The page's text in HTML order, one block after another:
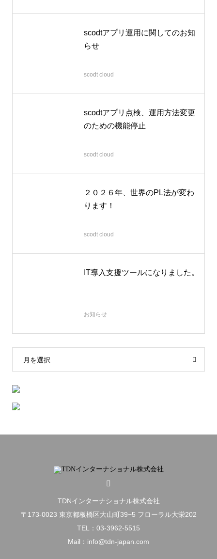
scodtアプリ運用に関してのお知
らせ
scodt cloud
scodtアプリ点検、運用方法変更
のための機能停止
scodt cloud
２０２６年、世界のPL法が変わ
ります！
scodt cloud
IT導入支援ツールになりました。
お知らせ
月を選択
TDNインターナショナル株式会社
〒173-0023 東京都板橋区大山町39−5 フローラル大栄202
TEL：03-3962-5515
Mail：info@tdn-japan.com